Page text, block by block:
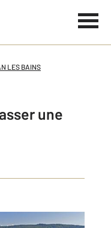
LES BAINS
une